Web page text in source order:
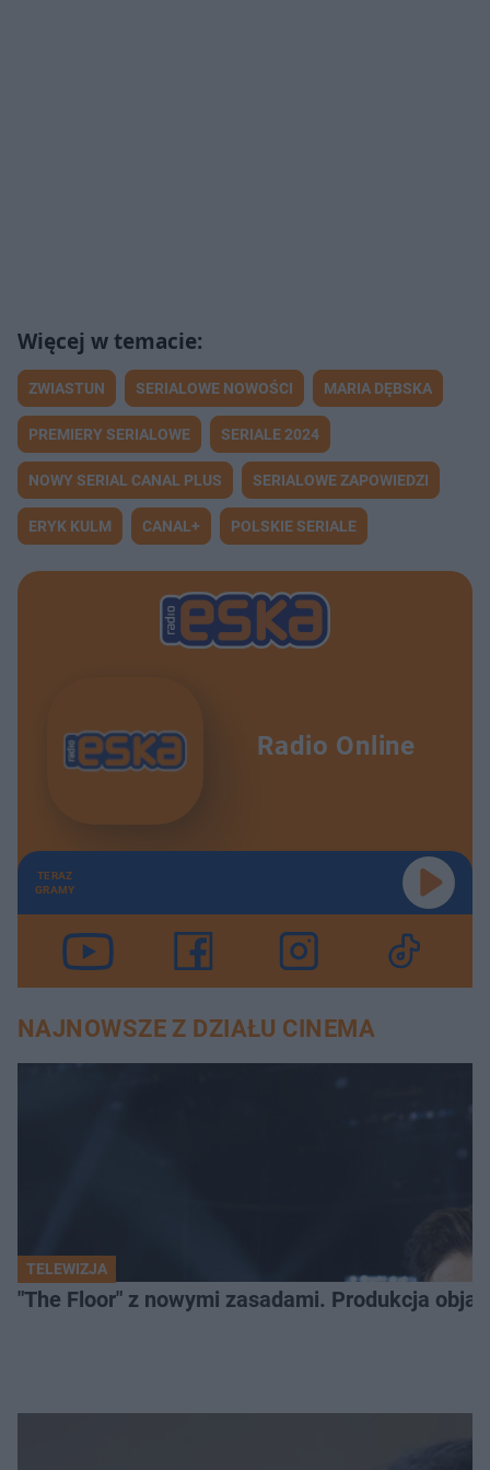
ZWIASTUN SERIALOWE NOWOŚCI MARIA DĘBSKA
PREMIERY SERIALOWE SERIALE 2024
NOWY SERIAL CANAL PLUS SERIALOWE ZAPOWIEDZI
ERYK KULM CANAL+ POLSKIE SERIALE
Radio Online
TERAZ
GRAMY
NAJNOWSZE Z DZIAŁU CINEMA
TELEWIZJA
"The Floor" z nowymi zasadami. Produkcja